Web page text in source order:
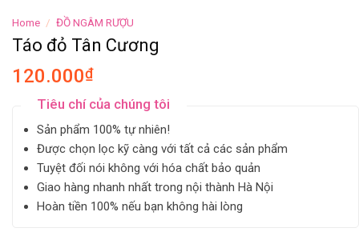
Home / ĐỒ NGÂM RƯỢU
Táo đỏ Tân Cương
120.000₫
Tiêu chí của chúng tôi
Sản phẩm 100% tự nhiên!
Được chọn lọc kỹ càng với tất cả các sản phẩm
Tuyệt đối nói không với hóa chất bảo quản
Giao hàng nhanh nhất trong nội thành Hà Nội
Hoàn tiền 100% nếu bạn không hài lòng